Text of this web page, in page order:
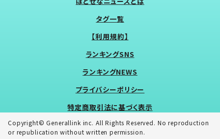
タグ一覧
【利用規約】
ランキングSNS
ランキングNEWS
プライバシーポリシー
特定商取引法に基づく表示
Copyright© Generallink inc. All Rights Reserved. No reproduction
or republication without written permission.